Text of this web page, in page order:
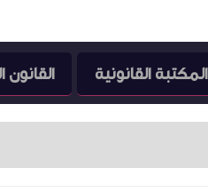
المكتبة القانونية القانون